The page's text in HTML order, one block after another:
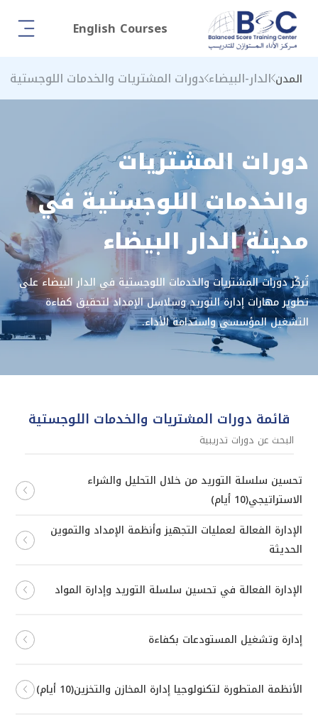
English Courses
المدن الدار-البيضاء دورات المشتريات والخدمات اللوجستية
دورات المشتريات
والخدمات اللوجستية في
مدينة الدار البيضاء
تُركّز دورات المشتريات والخدمات اللوجستية في الدار البيضاء على
تطوير مهارات إدارة التوريد وسلاسل الإمداد لتحقيق كفاءة
التشغيل المؤسسي واستدامة الأداء.
قائمة دورات المشتريات والخدمات اللوجستية
تحسين سلسلة التوريد من خلال التحليل والشراء
الاستراتيجي(10 أيام)
الإدارة الفعالة لعمليات التجهيز وأنظمة الإمداد والتموين
الحديثة
الإدارة الفعالة في تحسين سلسلة التوريد وإدارة المواد
إدارة وتشغيل المستودعات بكفاءة
الأنظمة المتطورة لتكنولوجيا إدارة المخازن والتخزين(10 أيام)